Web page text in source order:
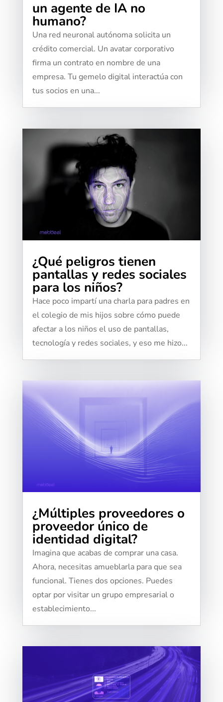
un agente de IA no
humano?
Una red neuronal autónoma solicita un
crédito comercial. Un avatar corporativo
firma un contrato en nombre de una
empresa. Tu gemelo digital interactúa con
tus socios en una...
¿Qué peligros tienen
pantallas y redes sociales
para los niños?
Hace poco impartí una charla para padres en
el colegio de mis hijos sobre cómo puede
afectar a los niños el uso de pantallas,
tecnología y redes sociales, y eso me hizo...
¿Múltiples proveedores o
proveedor único de
identidad digital?
Imagina que acabas de comprar una casa.
Ahora, necesitas amueblarla para que sea
funcional. Tienes dos opciones. Puedes
optar por visitar un grupo empresarial o
establecimiento...